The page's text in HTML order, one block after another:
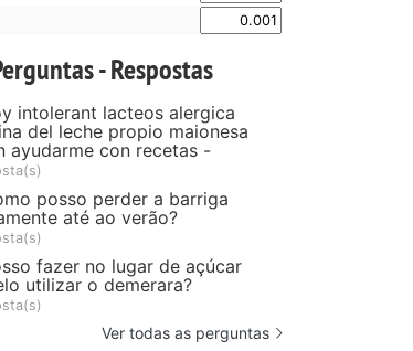
reis (
Bolinhos dos
- Respostas
intolerant lacteos alergica
del leche propio maionesa
ayudarme con recetas -
posso perder a barriga
até ao verão?
fazer no lugar de açúcar
utilizar o demerara?
Ver todas as perguntas